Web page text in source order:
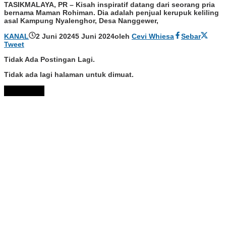
TASIKMALAYA, PR – Kisah inspiratif datang dari seorang pria
bernama Maman Rohiman. Dia adalah penjual kerupuk keliling
asal Kampung Nyalenghor, Desa Nanggewer,
KANAL
2 Juni 20245 Juni 2024oleh Cevi Whiesa
Sebar
Tweet
Tidak Ada Postingan Lagi.
Tidak ada lagi halaman untuk dimuat.